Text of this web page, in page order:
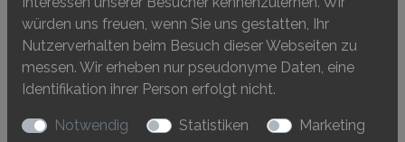
was nicht, war dies 40 Jahre später schon schwieriger zu
ermitteln. Das typische Bauernhaus aus dem 17.
Jahrhundert wurde durch die Umbaumassnahmen der
1980er Jahre wieder mit zeittypischen Einbauten
ausgestattet – und somit für die Vermittlung noch ein
wenig typischer gemacht.
würden uns freuen, wenn Sie uns gestatten, Ihr
Nutzerverhalten beim Besuch dieser Webseiten zu
messen. Wir erheben nur pseudonyme Daten, eine
Identifikation ihrer Person erfolgt nicht.
Notwendig Statistiken Marketing